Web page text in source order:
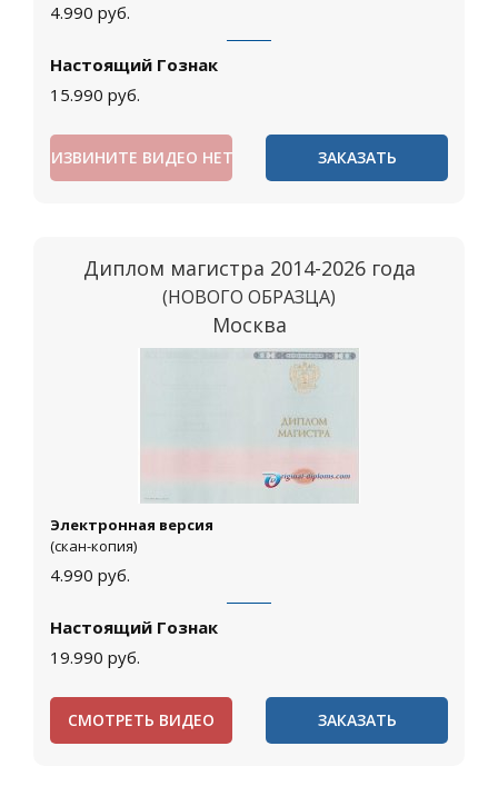
4.990 руб.
Настоящий Гознак
15.990 руб.
ИЗВИНИТЕ ВИДЕО НЕТ ЗАКАЗАТЬ
Диплом магистра 2014-2026 года
(НОВОГО ОБРАЗЦА)
Москва
Электронная версия
(скан-копия)
4.990 руб.
Настоящий Гознак
19.990 руб.
СМОТРЕТЬ ВИДЕО ЗАКАЗАТЬ